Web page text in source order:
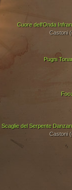
Cuore dell'Onda
Castoni
Pugni
Scaglie del Serpente
Castoni